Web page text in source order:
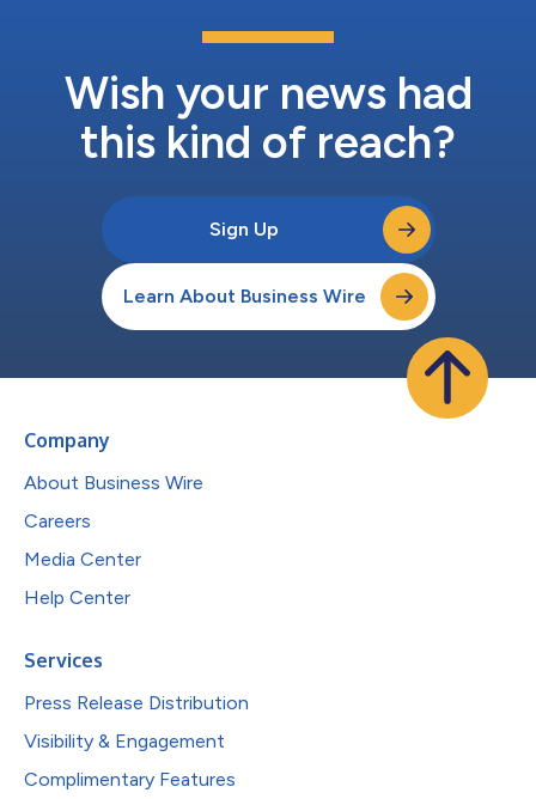
クセスは不可欠な機能となりつつあります。今回の新たな連携に
より、n8nユーザーは、ウェブ・アプリケーションとのやり取
規模実行に対...
Wish your news had
this kind of reach?
Sign Up
Learn About Business Wire
Company
About Business Wire
Careers
Media Center
Help Center
Services
Press Release Distribution
Visibility & Engagement
Complimentary Features